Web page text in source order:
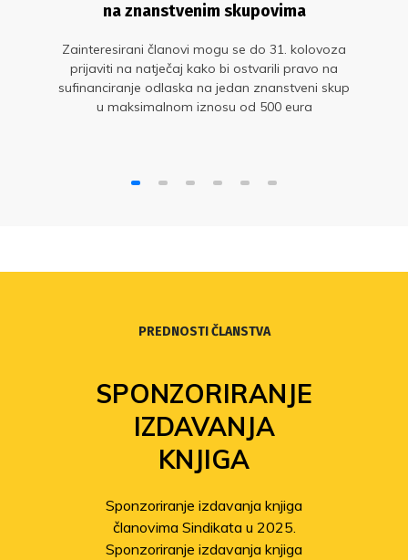
na znanstvenim skupovima
Zainteresirani članovi mogu se do 31. kolovoza
prijaviti na natječaj kako bi ostvarili pravo na
sufinanciranje odlaska na jedan znanstveni skup
u maksimalnom iznosu od 500 eura
PREDNOSTI ČLANSTVA
SPONZORIRANJE
IZDAVANJA
KNJIGA
Sponzoriranje izdavanja knjiga
članovima Sindikata u 2025.
Sponzoriranje izdavanja knjiga